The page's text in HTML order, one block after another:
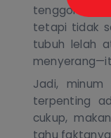
tenggorokan
tetapi tidak
tubuh lelah
Jadi,
terpenting
cukup,
tahu